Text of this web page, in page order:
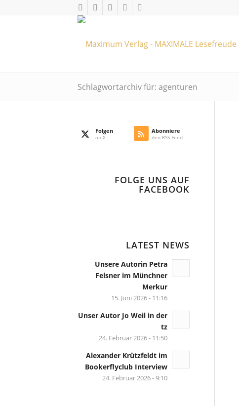
Schlagwortarchiv für: agenturen
Folgen
on X
Abonniere
den RSS Feed
FOLGE UNS AUF
FACEBOOK
LATEST NEWS
Unsere Autorin Petra
Felsner im Münchner
Merkur
15. Juni 2026 - 11:16
Unser Autor Jo Weil in der
tz
24. Februar 2026 - 11:50
Alexander Krützfeldt im
Bookerflyclub Interview
24. Februar 2026 - 9:10